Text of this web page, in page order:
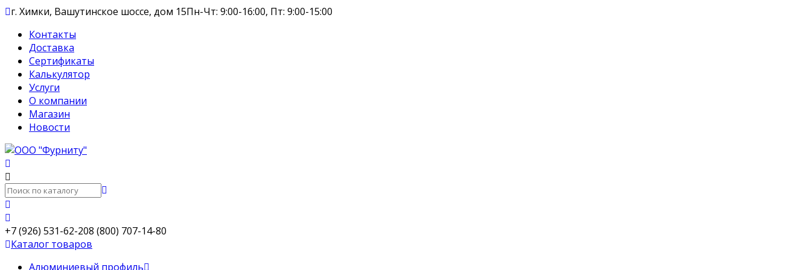
г. Химки, Вашутинское шоссе, дом 15Пн-Чт: 9:00-16:00, Пт: 9:00-15:00
Контакты
Доставка
Сертификаты
Калькулятор
Услуги
О компании
Магазин
Новости
+7 (926) 531-62-208 (800) 707-14-80
Каталог товаров
Алюминиевый профиль